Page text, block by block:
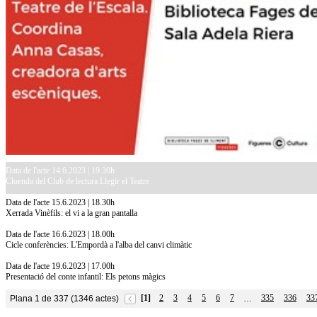
Data de l'acte 14.6.2023 | 19.30h
Cloenda del Club de lectura Llegir el Teatre
Data de l'acte 15.6.2023 | 18.30h
Xerrada Vinèfils: el vi a la gran pantalla
Data de l'acte 16.6.2023 | 18.00h
Cicle conferències: L'Empordà a l'alba del canvi climàtic
Data de l'acte 19.6.2023 | 17.00h
Presentació del conte infantil: Els petons màgics
Plana 1 de 337 (1346 actes) [1] 2 3 4 5 6 7 … 335 336